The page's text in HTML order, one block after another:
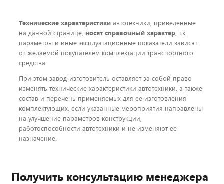
Технические характеристики автотехники, приведенные
на данной странице, носят справочный характер , т.к.
параметры и иные эксплуатационные показатели зависят
от желаемой покупателем комплектации транспортного
средства.
При этом завод-изготовитель оставляет за собой право
изменять технические характеристики автотехники, а также
состав и перечень применяемых для ее изготовления
комплектующих, если указанные мероприятия направлены
на улучшение параметров конструкции,
работоспособности автотехники и не изменяют ее
назначение.
Получить консультацию менеджера